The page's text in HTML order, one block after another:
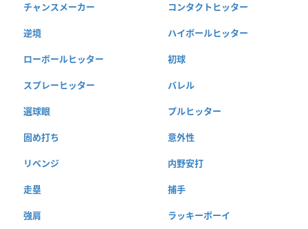
チャンスメーカー コンタクトヒッター
逆境 ハイボールヒッター
ローボールヒッター 初球
スプレーヒッター バレル
選球眼 プルヒッター
固め打ち 意外性
リベンジ 内野安打
走塁 捕手
強肩 ラッキーボーイ